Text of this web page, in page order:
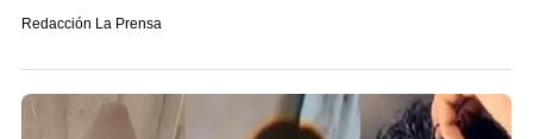
Redacción La Prensa